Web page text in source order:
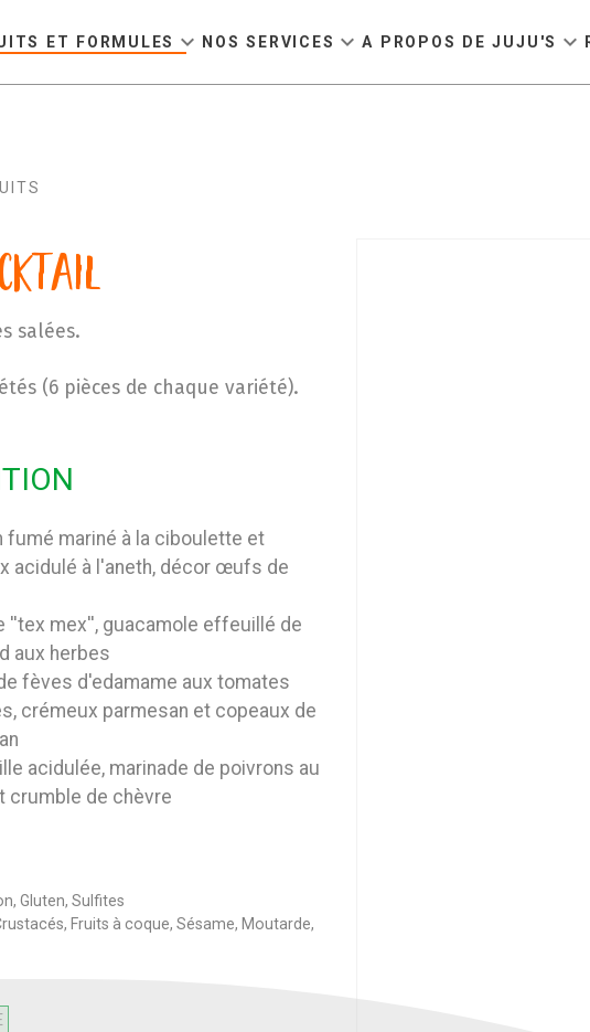
ET FORMULES expand_more NOS SERVICES expand_more A PROPOS DE JUJU'S expand_more
salées.
(6 pièces de chaque variété).
fumé mariné à la ciboulette et
acidulé à l'aneth, décor œufs de
''tex mex'', guacamole effeuillé de
aux herbes
fèves d'edamame aux tomates
crémeux parmesan et copeaux de
acidulée, marinade de poivrons au
crumble de chèvre
Gluten, Sulfites
Fruits à coque, Sésame, Moutarde,